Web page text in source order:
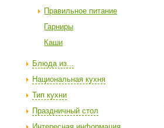
Правильное питание
Гарниры
Каши
Блюда из...
Национальная кухня
Тип кухни
Праздничный стол